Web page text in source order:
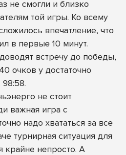
не смогли и близко
той игры. Ко всему
впечатление, что
в первые 10 минут.
встречу до победы,
очков у достаточно
не стоит
важная игра с
надо хвататься за все
турнирная ситуация для
крайне непросто. А